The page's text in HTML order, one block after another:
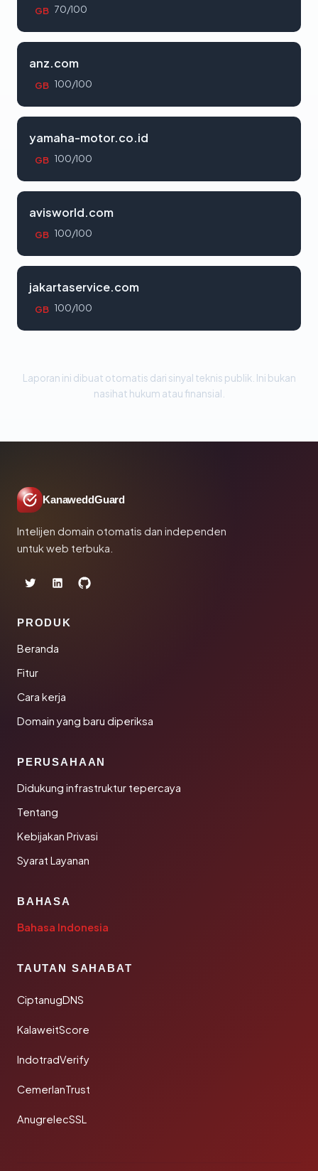
GB 70/100
anz.com
GB 100/100
yamaha-motor.co.id
GB 100/100
avisworld.com
GB 100/100
jakartaservice.com
GB 100/100
Laporan ini dibuat otomatis dari sinyal teknis publik. Ini bukan
nasihat hukum atau finansial.
KanaweddGuard
Intelijen domain otomatis dan independen
untuk web terbuka.
PRODUK
Beranda
Fitur
Cara kerja
Domain yang baru diperiksa
PERUSAHAAN
Didukung infrastruktur tepercaya
Tentang
Kebijakan Privasi
Syarat Layanan
BAHASA
Bahasa Indonesia
TAUTAN SAHABAT
CiptanugDNS
KalaweitScore
IndotradVerify
CemerlanTrust
AnugrelecSSL